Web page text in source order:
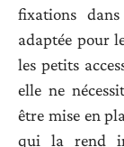
fixations
adaptée pour
les petits
elle ne
être mise en
qui la rend